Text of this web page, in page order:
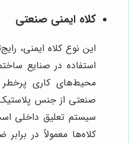
کلاه ایمنی صنعتی
این نوع کلاه ایمنی،
استفاده در صنایع
محیط‌های کاری
صنعتی از جنس
سیستم تعلیق داخلی
کلاه‌ها معمولاً در